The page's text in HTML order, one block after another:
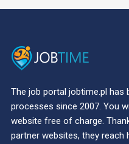
The job portal jobtime.pl has
processes since 2007. You
website free of charge.
partner websites, they